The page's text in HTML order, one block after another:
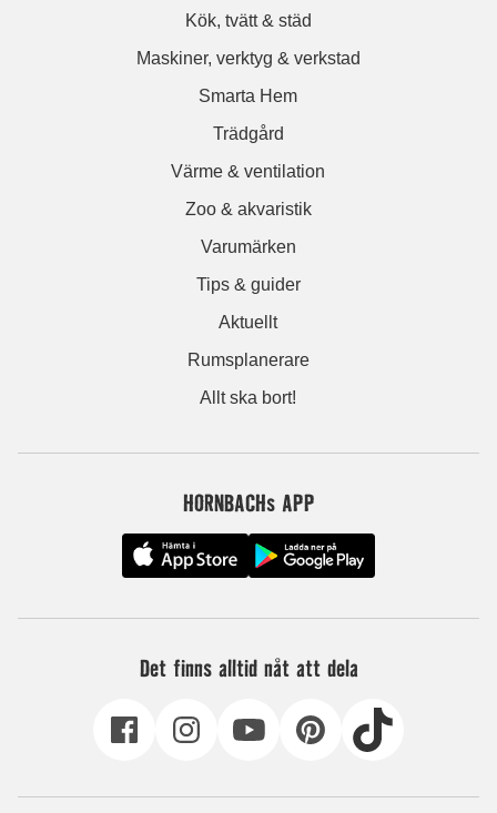
Kök, tvätt & städ
Maskiner, verktyg & verkstad
Smarta Hem
Trädgård
Värme & ventilation
Zoo & akvaristik
Varumärken
Tips & guider
Aktuellt
Rumsplanerare
Allt ska bort!
HORNBACHs APP
Det finns alltid nåt att dela